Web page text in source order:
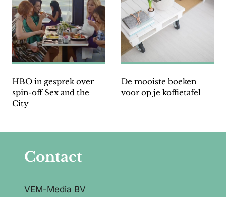
HBO in gesprek over
spin-off Sex and the
City
De mooiste boeken
voor op je koffietafel
Contact
VEM-Media BV